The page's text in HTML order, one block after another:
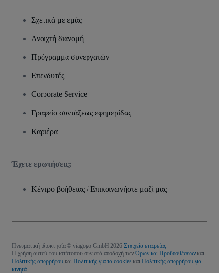
Σχετικά με εμάς
Ανοιχτή διανομή
Πρόγραμμα συνεργατών
Επενδυτές
Corporate Service
Γραφείο συντάξεως εφημερίδας
Καριέρα
Έχετε ερωτήσεις;
Κέντρο βοήθειας / Επικοινωνήστε μαζί μας
Πνευματική ιδιοκτησία © viagogo GmbH 2026 Στοιχεία εταιρείας
Η χρήση αυτού του ιστότοπου συνιστά αποδοχή τωνΌρων και Προϋποθέσεων και
Πολιτικής απορρήτου και Πολιτικής για τα cookies και Πολιτικής απορρήτου για
κινητά